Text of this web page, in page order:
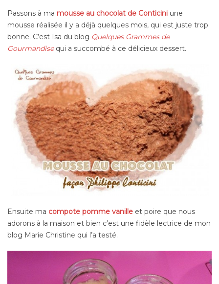
Passons à ma mousse au chocolat de Conticini une
mousse réalisée il y a déjà quelques mois, qui est juste trop
bonne. C’est Isa du blog Quelques Grammes de
Gourmandisequi a succombé à ce délicieux dessert.
Ensuite ma compote pomme vanille et poire que nous
adorons à la maison et bien c’est une fidèle lectrice de mon
blog Marie Christine qui l’a testé.